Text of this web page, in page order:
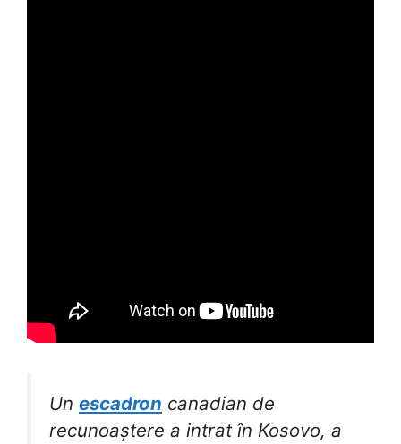
Un escadron canadian de
recunoaștere a intrat în Kosovo, a